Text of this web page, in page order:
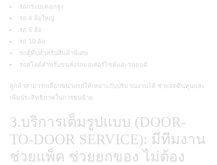
รถกระบะคอกสูง
รถ 4 ล้อใหญ่
รถ 6 ล้อ
รถ 10 ล้อ
รถตู้ทึบสำหรับสินค้าพิเศษ
รถสไลด์สำหรับขนส่งรถมอเตอร์ไซค์และรถยนต์
ลูกค้าสามารถเลือกขนาดรถให้เหมาะกับปริมาณงานได้ ช่วยลดต้นทุนและ
เพิ่มประสิทธิภาพในการขนย้าย
3.บริการเต็มรูปแบบ (DOOR-
TO-DOOR SERVICE): มีทีมงาน
ช่วยแพ็ค ช่วยยกของ ไม่ต้อง